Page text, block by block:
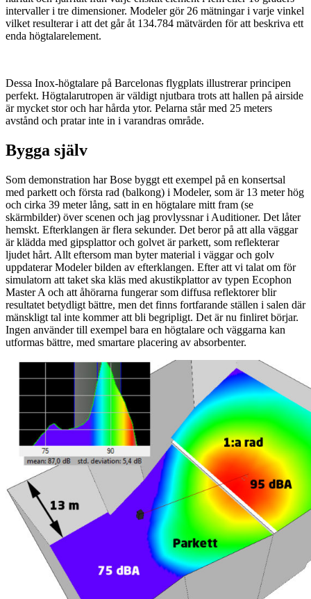
intervaller i tre dimensioner. Modeler gör 26 mätningar i varje vinkel
vilket resulterar i att det går åt 134.784 mätvärden för att beskriva ett
enda högtalarelement.
Dessa Inox-högtalare på Barcelonas flygplats illustrerar principen
perfekt. Högtalarutropen är väldigt njutbara trots att hallen på airside
är mycket stor och har hårda ytor. Pelarna står med 25 meters
avstånd och pratar inte in i varandras område.
Bygga själv
Som demonstration har Bose byggt ett exempel på en konsertsal
med parkett och första rad (balkong) i Modeler, som är 13 meter hög
och cirka 39 meter lång, satt in en högtalare mitt fram (se
skärmbilder) över scenen och jag provlyssnar i Auditioner. Det låter
hemskt. Efterklangen är flera sekunder. Det beror på att alla väggar
är klädda med gipsplattor och golvet är parkett, som reflekterar
ljudet hårt. Allt eftersom man byter material i väggar och golv
uppdaterar Modeler bilden av efterklangen. Efter att vi talat om för
simulatorn att taket ska kläs med akustikplattor av typen Ecophon
Master A och att åhörarna fungerar som diffusa reflektorer blir
resultatet betydligt bättre, men det finns fortfarande ställen i salen där
mänskligt tal inte kommer att bli begripligt. Det är nu finliret börjar.
Ingen använder till exempel bara en högtalare och väggarna kan
utformas bättre, med smartare placering av absorbenter.